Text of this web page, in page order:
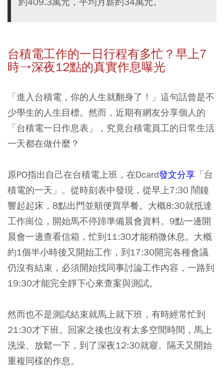
台積電工作的一日行程有多忙？早上7
時→深夜12點的真實作息曝光
「進入台積電，你的人生就翻身了！」這句話曾是不
少學生的人生目標。然而，近期有網友分享個人的
「台積電一日作息表」，究竟台積電員工的日常生活
一天都在做什麼？
原PO指出自己在台積電上班，在Dcard發文分享 「台
積電的一天」。從時刻表中發現，從早上7:30 鬧鐘
響起起床，8點出門並順便買早餐。大概8:30就抵達
工作崗位，開始馬不停蹄準備晨會資料。9點一邊開
晨會一邊查看信箱，忙到11:30才能稍微休息。大概
約1個半小時後又開始工作，到17:30開完各種會議
仍沒有結束，必須開始找同事討論工作內容，一路到
19:30才能完全靜下心來查案與測試。
然而也不是測試結束就馬上就下班，有時經常忙到
21:30才下班。回家之後也沒有太多空閒時間，馬上
洗澡、放鬆一下，到了深夜12:30就寢。隔天又開始
重複同樣的作息。